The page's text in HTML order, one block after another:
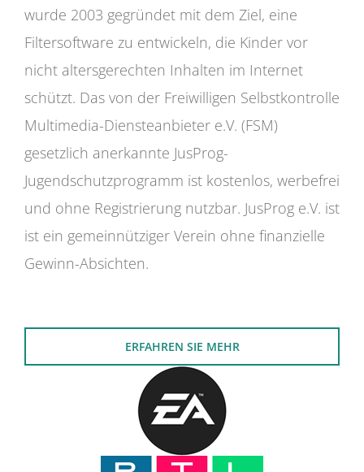
wurde 2003 gegründet mit dem Ziel, eine
Filtersoftware zu entwickeln, die Kinder vor
nicht altersgerechten Inhalten im Internet
schützt. Das von der Freiwilligen Selbstkontrolle
Multimedia-Diensteanbieter e.V. (FSM)
gesetzlich anerkannte JusProg-
Jugendschutzprogramm ist kostenlos, werbefrei
und ohne Registrierung nutzbar. JusProg e.V. ist
ist ein gemeinnütziger Verein ohne finanzielle
Gewinn-Absichten.
ERFAHREN SIE MEHR